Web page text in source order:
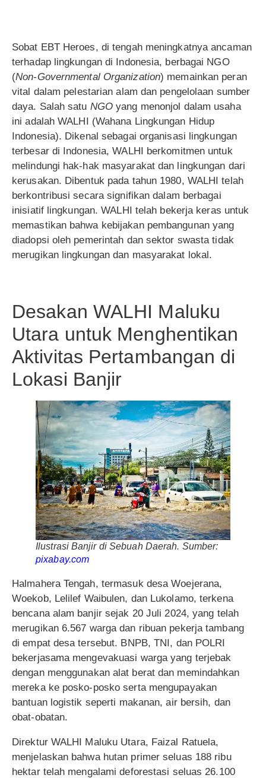
Sobat EBT Heroes, di tengah meningkatnya ancaman
terhadap lingkungan di Indonesia, berbagai NGO
(Non-Governmental Organization) memainkan peran
vital dalam pelestarian alam dan pengelolaan sumber
daya. Salah satu NGO yang menonjol dalam usaha
ini adalah WALHI (Wahana Lingkungan Hidup
Indonesia). Dikenal sebagai organisasi lingkungan
terbesar di Indonesia, WALHI berkomitmen untuk
melindungi hak-hak masyarakat dan lingkungan dari
kerusakan. Dibentuk pada tahun 1980, WALHI telah
berkontribusi secara signifikan dalam berbagai
inisiatif lingkungan. WALHI telah bekerja keras untuk
memastikan bahwa kebijakan pembangunan yang
diadopsi oleh pemerintah dan sektor swasta tidak
merugikan lingkungan dan masyarakat lokal.
Desakan WALHI Maluku
Utara untuk Menghentikan
Aktivitas Pertambangan di
Lokasi Banjir
Ilustrasi Banjir di Sebuah Daerah. Sumber:
pixabay.com
Halmahera Tengah, termasuk desa Woejerana,
Woekob, Lelilef Waibulen, dan Lukolamo, terkena
bencana alam banjir sejak 20 Juli 2024, yang telah
merugikan 6.567 warga dan ribuan pekerja tambang
di empat desa tersebut. BNPB, TNI, dan POLRI
bekerjasama mengevakuasi warga yang terjebak
dengan menggunakan alat berat dan memindahkan
mereka ke posko-posko serta mengupayakan
bantuan logistik seperti makanan, air bersih, dan
obat-obatan.
Direktur WALHI Maluku Utara, Faizal Ratuela,
menjelaskan bahwa hutan primer seluas 188 ribu
hektar telah mengalami deforestasi seluas 26.100